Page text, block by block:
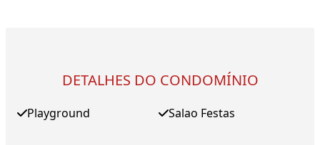
DETALHES DO CONDOMÍNIO
Playground Salao Festas